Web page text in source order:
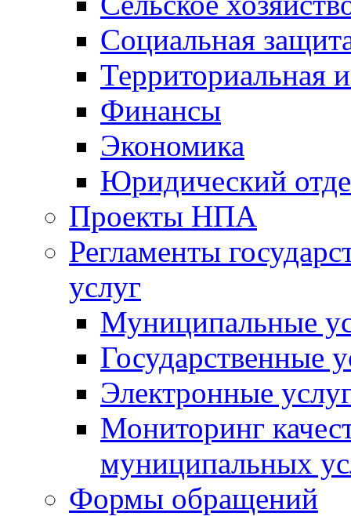
Социальная
Территориальная
Финансы
Экономика
Юридический
Проекты НПА
Регламенты
услуг
Муниципальные
Государственные
Электронные
Мониторинг
муниципальных
Формы обращений